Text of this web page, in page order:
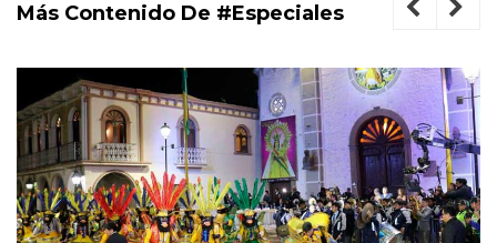
Más Contenido De #Especiales